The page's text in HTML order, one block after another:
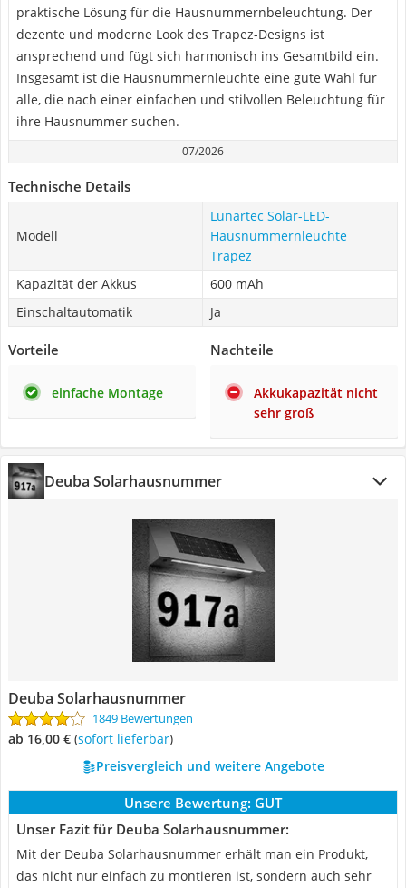
praktische Lösung für die Hausnummernbeleuchtung. Der
dezente und moderne Look des Trapez-Designs ist
ansprechend und fügt sich harmonisch ins Gesamtbild ein.
Insgesamt ist die Hausnummernleuchte eine gute Wahl für
alle, die nach einer einfachen und stilvollen Beleuchtung für
ihre Hausnummer suchen.
07/2026
Technische Details
Modell
Lunartec Solar-LED-
Hausnummernleuchte
Trapez
Kapazität der Akkus
600 mAh
Einschaltautomatik
Ja
Vorteile
einfache Montage
Nachteile
Akkukapazität nicht
sehr groß
Deuba Solarhausnummer
Deuba Solarhausnummer
1849 Bewertungen
ab 16,00 € ( Sofort lieferbar)
Preisvergleich und weitere Angebote
Unsere Bewertung: GUT
Unser Fazit für Deuba Solarhausnummer:
Mit der Deuba Solarhausnummer erhält man ein Produkt,
das nicht nur einfach zu montieren ist, sondern auch sehr